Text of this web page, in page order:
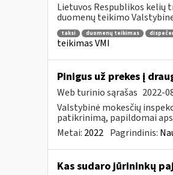
Lietuvos Respublikos kelių
duomenų teikimo
taksi duomenų teikimas
teikimas VMI
Pinigus už prekes į
Web turinio sąrašas 2022-
Valstybinė mokesčių
patikrinimą, papildomai
Metai: 2022 Pagrindinis:
Kas sudaro jūrininkų